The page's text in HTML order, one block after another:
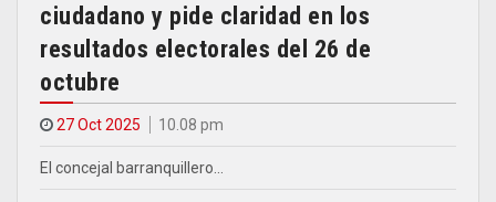
ciudadano y pide claridad en los
resultados electorales del 26 de
octubre
27 Oct 2025 10.08 pm
El concejal barranquillero…